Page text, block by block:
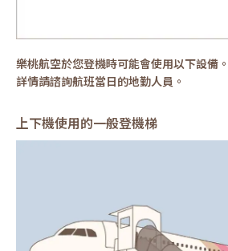
樂桃航空於您登機時可能會使用以下設備。
詳情請諮詢航班當日的地勤人員。
上下機使用的一般登機梯